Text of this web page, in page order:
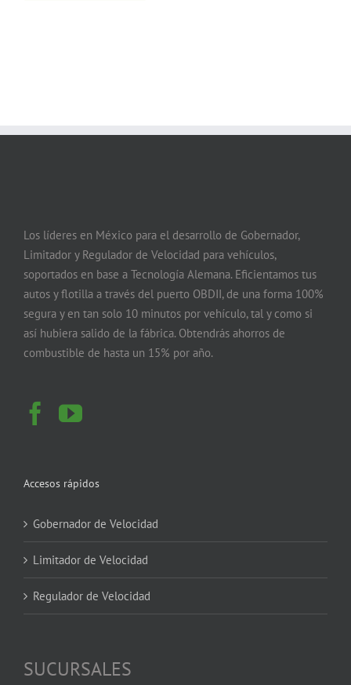
Los líderes en México para el desarrollo de Gobernador,
Limitador y Regulador de Velocidad para vehículos,
soportados en base a Tecnología Alemana. Eficientamos tus
autos y flotilla a través del puerto OBDII, de una forma 100%
segura y en tan solo 10 minutos por vehículo, tal y como si
así hubiera salido de la fábrica. Obtendrás ahorros de
combustible de hasta un 15% por año.
Accesos rápidos
Gobernador de Velocidad
Limitador de Velocidad
Regulador de Velocidad
SUCURSALES